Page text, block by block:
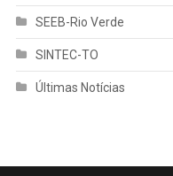
SEEB-Rio Verde
SINTEC-TO
Últimas Notícias